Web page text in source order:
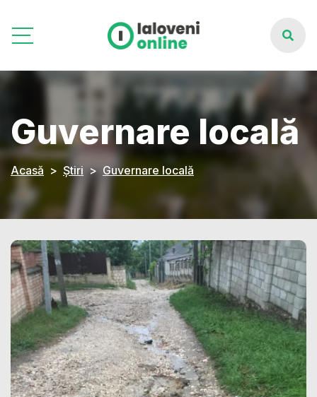
Guvernare locală
Acasă Știri Guvernare locală